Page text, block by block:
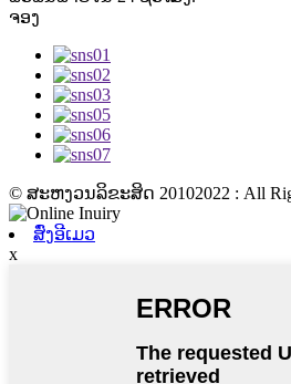
ຈອງ
© ສະຫງວນລິຂະສິດ 20102022 : All
ສົ່ງອີເມວ
x